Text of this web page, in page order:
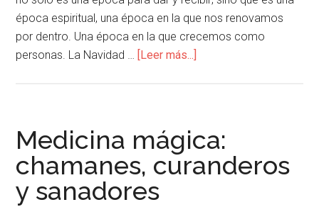
época espiritual, una época en la que nos renovamos
por dentro. Una época en la que crecemos como
personas. La Navidad …
[Leer más...]
Medicina mágica:
chamanes, curanderos
y sanadores